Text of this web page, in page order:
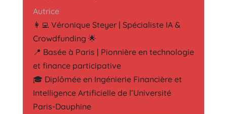
Autrice
👩‍💻 Véronique Steyer | Spécialiste IA &
Crowdfunding 🌟
📍 Basée à Paris | Pionnière en technologie
et finance participative
🎓 Diplômée en Ingénierie Financière et
Intelligence Artificielle de l’Université
Paris-Dauphine